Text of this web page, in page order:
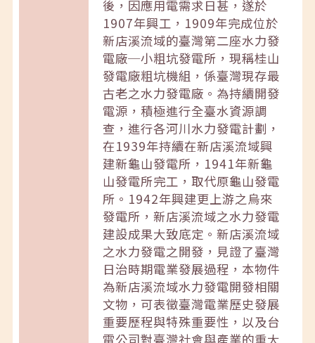
後，因應用電需求日甚，遂於
1907年興工，1909年完成位於
新店溪流域的臺灣第二座水力發
電廠─小粗坑發電所，現稱桂山
發電廠粗坑機組，係臺灣現存最
古老之水力發電廠。為持續開發
電源，積極進行全臺水資源調
查，進行各河川水力發電計劃，
在1939年持續在新店溪流域興
建新龜山發電所，1941年新龜
山發電所完工，取代原龜山發電
所。1942年興建更上游之烏來
發電所，新店溪流域之水力發電
建設成果大致底定。新店溪流域
之水力發電之開發，見證了臺灣
日治時期電業發展過程，本物件
為新店溪流域水力發電開發相關
文物，可表徵臺灣電業歷史發展
重要歷程與特殊重要性，以及台
電公司對臺灣社會與產業的重大